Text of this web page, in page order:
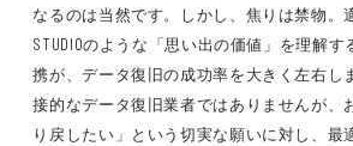
なるのは当然です。しかし、焦りは禁物。
STUDIOのような「思い出の価値」を理解
携が、データ復旧の成功率を大きく左右し
接的なデータ復旧業者ではありませんが、
り戻したい」という切実な願いに対し、最